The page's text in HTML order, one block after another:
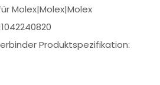
Molex|Molex|Molex
Produktspezifikation: